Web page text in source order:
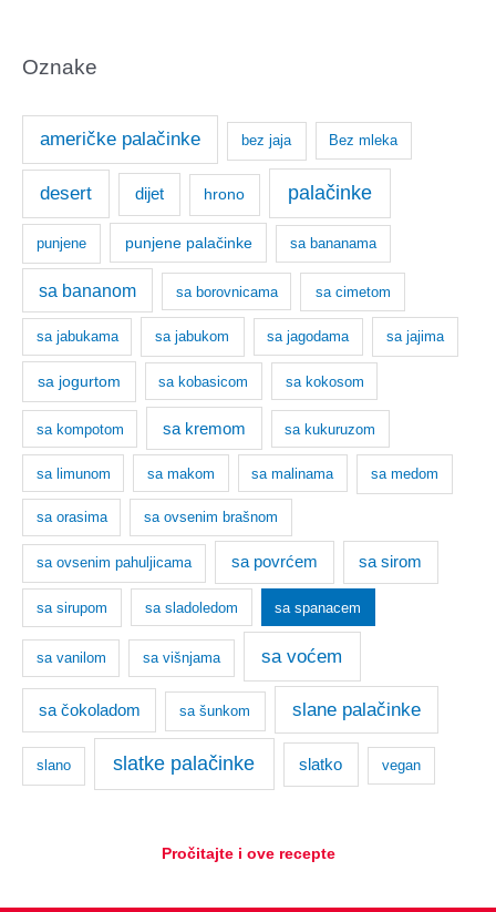
Oznake
američke palačinke bez jaja Bez mleka
desert dijet hrono palačinke
punjene punjene palačinke sa bananama
sa bananom sa borovnicama sa cimetom
sa jabukama sa jabukom sa jagodama sa jajima
sa jogurtom sa kobasicom sa kokosom
sa kompotom sa kremom sa kukuruzom
sa limunom sa makom sa malinama sa medom
sa orasima sa ovsenim brašnom
sa ovsenim pahuljicama sa povrćem sa sirom
sa sirupom sa sladoledom sa spanacem
sa vanilom sa višnjama sa voćem
sa čokoladom sa šunkom slane palačinke
slano slatke palačinke slatko vegan
Pročitajte i ove recepte